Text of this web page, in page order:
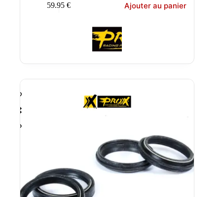
59.95€ Ajouter au panier